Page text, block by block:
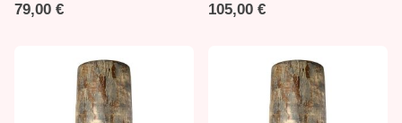
79,00 € 105,00 €